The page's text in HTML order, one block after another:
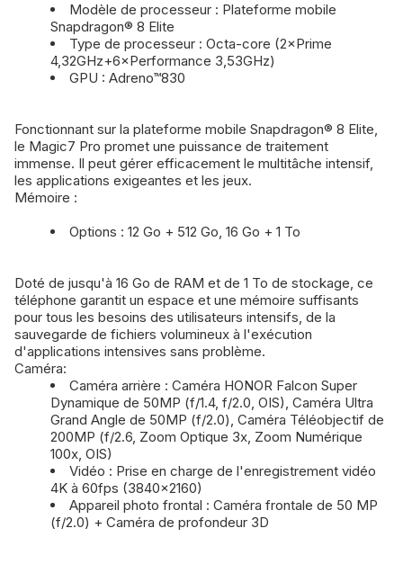
Modèle de processeur : Plateforme mobile
Snapdragon® 8 Elite
Type de processeur : Octa-core (2×Prime
4,32GHz+6×Performance 3,53GHz)
GPU : Adreno™830
Fonctionnant sur la plateforme mobile Snapdragon® 8 Elite,
le Magic7 Pro promet une puissance de traitement
immense. Il peut gérer efficacement le multitâche intensif,
les applications exigeantes et les jeux.
Mémoire :
Options : 12 Go + 512 Go, 16 Go + 1 To
Doté de jusqu'à 16 Go de RAM et de 1 To de stockage, ce
téléphone garantit un espace et une mémoire suffisants
pour tous les besoins des utilisateurs intensifs, de la
sauvegarde de fichiers volumineux à l'exécution
d'applications intensives sans problème.
Caméra:
Caméra arrière : Caméra HONOR Falcon Super
Dynamique de 50MP (f/1.4, f/2.0, OIS), Caméra Ultra
Grand Angle de 50MP (f/2.0), Caméra Téléobjectif de
200MP (f/2.6, Zoom Optique 3x, Zoom Numérique
100x, OIS)
Vidéo : Prise en charge de l'enregistrement vidéo
4K à 60fps (3840×2160)
Appareil photo frontal : Caméra frontale de 50 MP
(f/2.0) + Caméra de profondeur 3D